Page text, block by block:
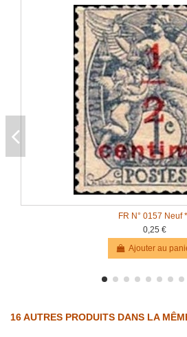
FR N° 0157 Neuf
0,25 €
Ajouter au
16 AUTRES PRODUITS DANS LA